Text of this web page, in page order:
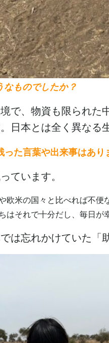
なものでしたか？
で、物資も限られ
日本とは全く異なる
た言葉や出来事はあり
ています。
欧米の国々と比べれば不
それで十分だし、毎日が
は忘れかけていた「